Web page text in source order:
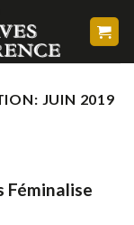
JUIN 2019
Féminalise